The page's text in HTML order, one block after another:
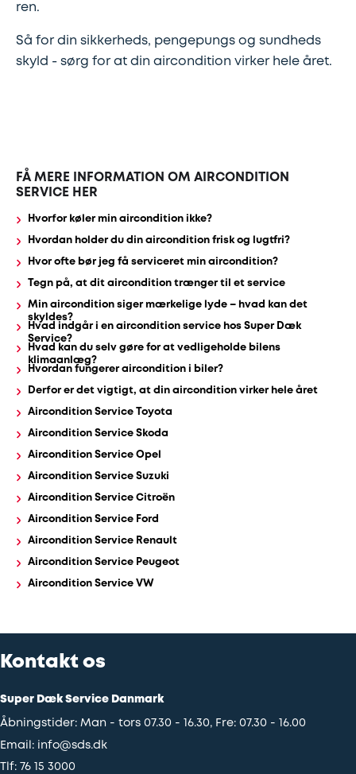
fjedre
Tandrem
Udstødning
SDS
Mobilitet
Fdm
kvalitetskontrol
Finansiering
alle
services
her
ren.
Så for din sikkerheds, pengepungs og sundheds
skyld - sørg for at din aircondition virker hele året.
FÅ MERE INFORMATION OM AIRCONDITION
SERVICE HER
Hvorfor køler min aircondition ikke?
Hvordan holder du din aircondition frisk og lugtfri?
Hvor ofte bør jeg få serviceret min aircondition?
Tegn på, at dit aircondition trænger til et service
Min aircondition siger mærkelige lyde – hvad kan det
skyldes?
Hvad indgår i en aircondition service hos Super Dæk
Service?
Hvad kan du selv gøre for at vedligeholde bilens
klimaanlæg?
Hvordan fungerer aircondition i biler?
Derfor er det vigtigt, at din aircondition virker hele året
Aircondition Service Toyota
Aircondition Service Skoda
Aircondition Service Opel
Aircondition Service Suzuki
Aircondition Service Citroën
Aircondition Service Ford
Aircondition Service Renault
Aircondition Service Peugeot
Aircondition Service VW
Kontakt os
Super Dæk Service Danmark
Åbningstider: Man - tors 07.30 - 16.30, Fre: 07.30 - 16.00
Email: info@sds.dk
Tlf: 76 15 3000